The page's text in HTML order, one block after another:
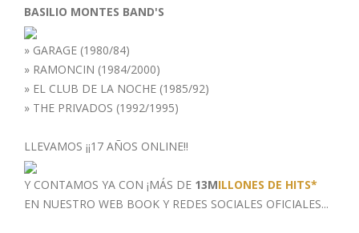
BASILIO MONTES BAND'S
» GARAGE (1980/84)
» RAMONCIN (1984/2000)
» EL CLUB DE LA NOCHE (1985/92)
» THE PRIVADOS (1992/1995)
LLEVAMOS ¡¡17 AÑOS ONLINE!!
Y CONTAMOS YA CON ¡MÁS DE 13MILLONES DE HITS*
EN NUESTRO WEB BOOK Y REDES SOCIALES OFICIALES...